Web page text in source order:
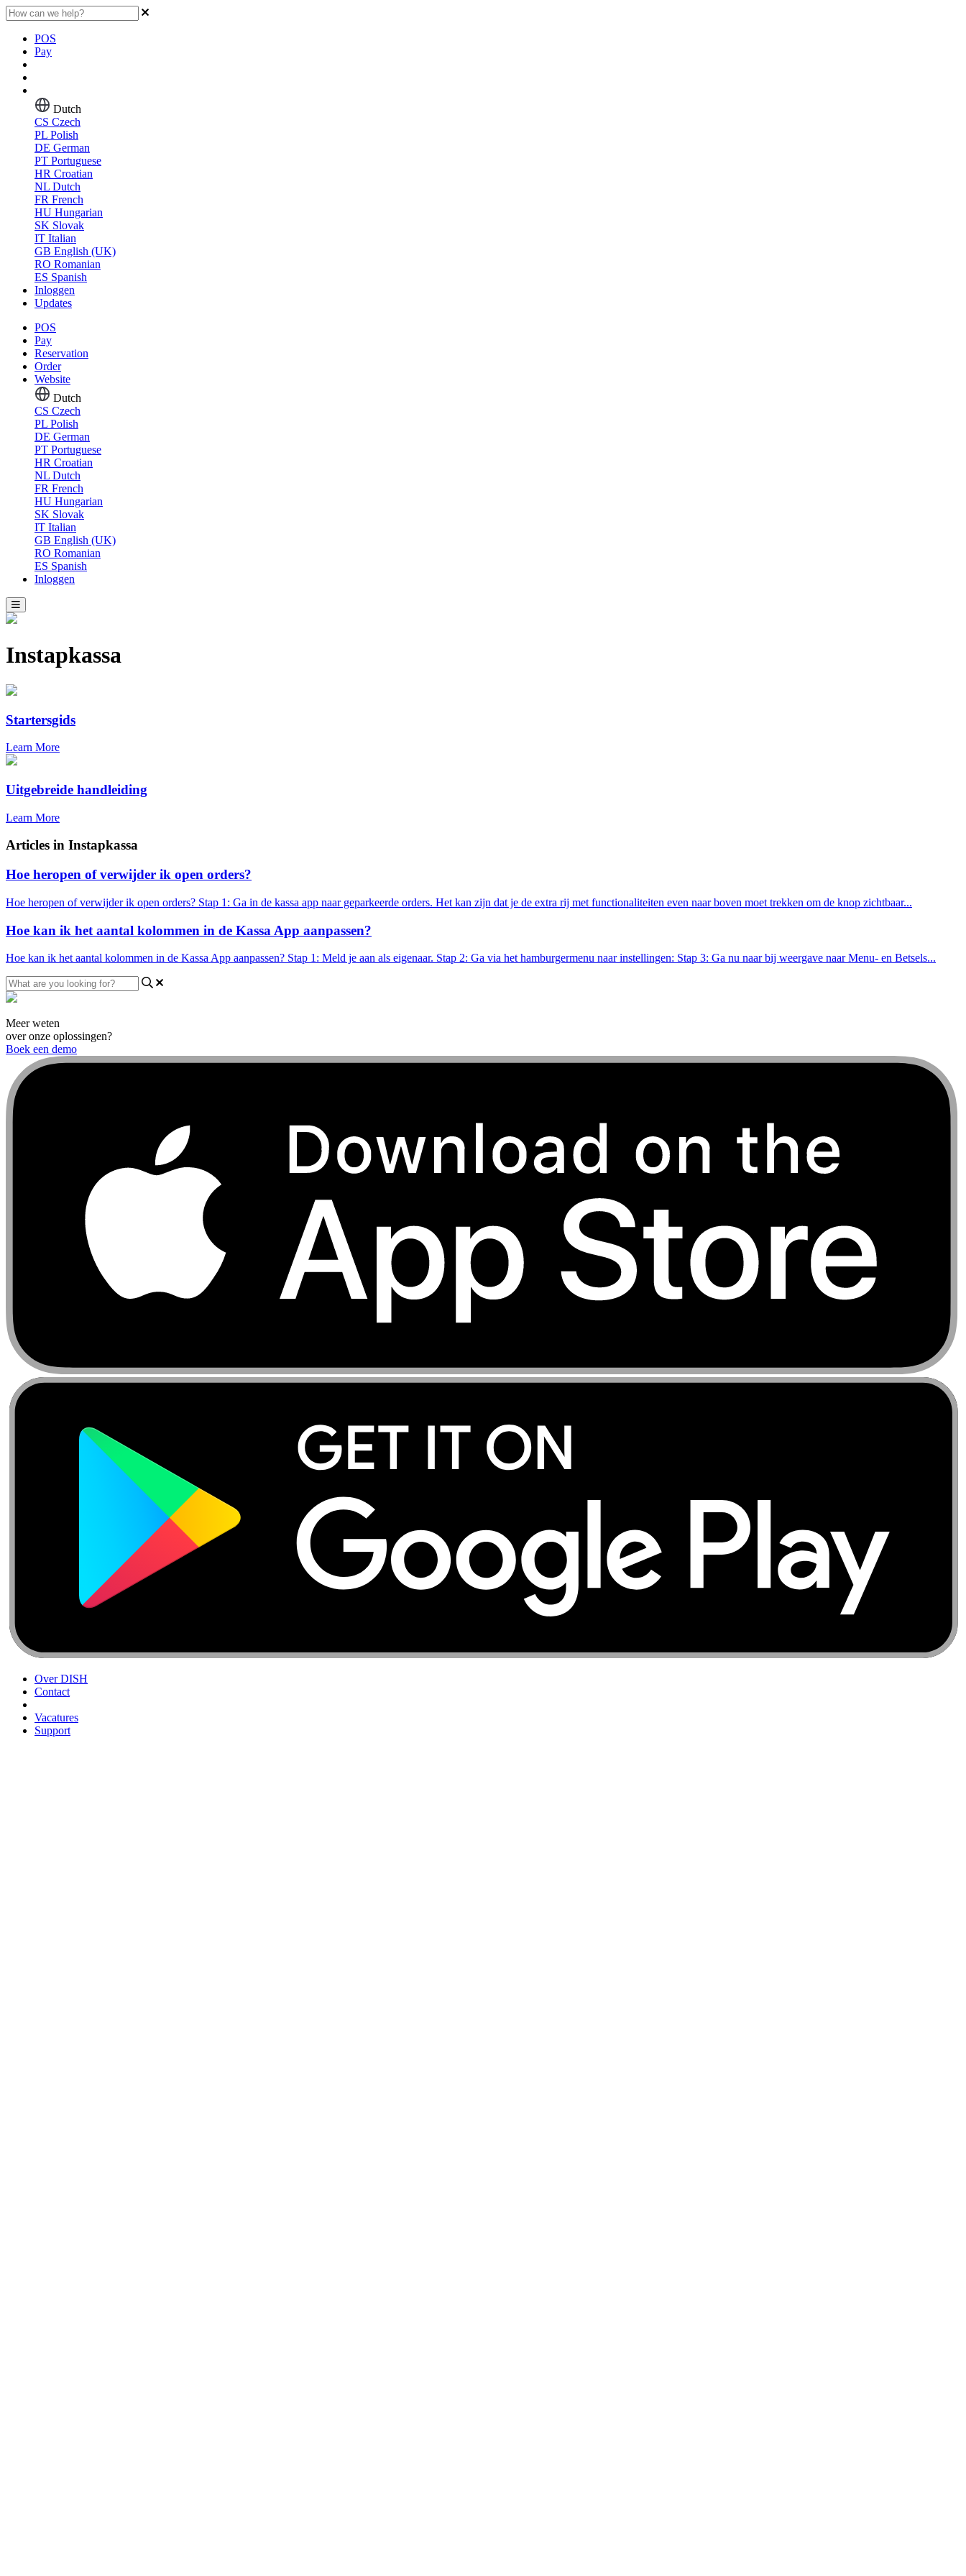
POS
Pay
Dutch
CS Czech
PL Polish
DE German
PT Portuguese
HR Croatian
NL Dutch
FR French
HU Hungarian
SK Slovak
IT Italian
GB English (UK)
RO Romanian
ES Spanish
Inloggen
Updates
POS
Pay
Reservation
Order
Website
Dutch
CS Czech
PL Polish
DE German
PT Portuguese
HR Croatian
NL Dutch
FR French
HU Hungarian
SK Slovak
IT Italian
GB English (UK)
RO Romanian
ES Spanish
Inloggen
Instapkassa
Startersgids
Learn More
Uitgebreide handleiding
Learn More
Articles in Instapkassa
Hoe heropen of verwijder ik open orders?
Hoe heropen of verwijder ik open orders? Stap 1: Ga in de kassa app naar geparkeerde orders. Het kan zijn dat je de extra rij met functionaliteiten even naar boven moet trekken om de knop zichtbaar...
Hoe kan ik het aantal kolommen in de Kassa App aanpassen?
Hoe kan ik het aantal kolommen in de Kassa App aanpassen? Stap 1: Meld je aan als eigenaar. Stap 2: Ga via het hamburgermenu naar instellingen: Stap 3: Ga nu naar bij weergave naar Menu- en Betsels...
Meer weten
over onze oplossingen?
Boek een demo
Over DISH
Contact
Vacatures
Support